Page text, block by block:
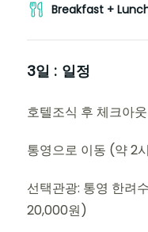
Breakfast +
3일 : 일정
호텔조식 후 체크아웃
통영으로 이동 (약 2
선택관광: 통영 한려
20,000원)